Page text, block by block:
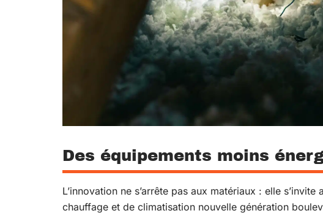
Des équipements moins
L’innovation ne s’arrête pas aux matériaux : elle
chauffage et de climatisation nouvelle génération